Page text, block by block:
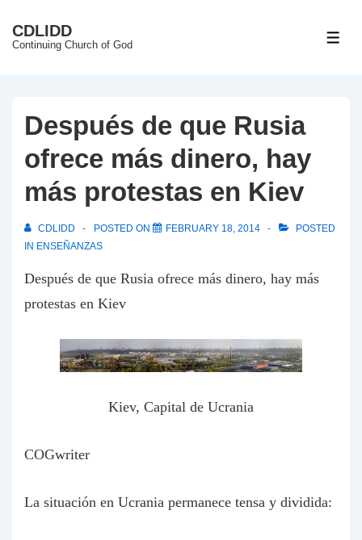
SkipCDLIDD
Continuing Church of God
Después de que Rusia
ofrece más dinero, hay
más protestas en Kiev
CDLIDD POSTED ON FEBRUARY 18, 2014
POSTED
IN ENSEÑANZAS
Después de que Rusia ofrece más dinero, hay más
protestas en Kiev
Kiev, Capital de Ucrania
COGwriter
La situación en Ucrania permanece tensa y dividida: